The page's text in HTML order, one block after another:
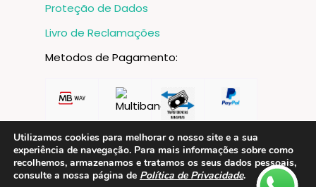
Proteção de Dados
Livro de Reclamações
Metodos de Pagamento:
Utilizamos cookies para melhorar o nosso site e a sua
experiência de navegação. Para mais informações sobre como
recolhemos, armazenamos e tratamos os seus dados pessoais,
consulte a nossa página de Política de Privacidade.